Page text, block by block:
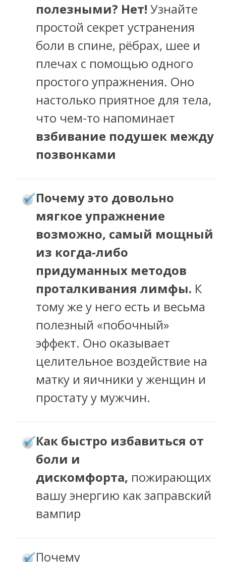
полезными? Нет! Узнайте
простой секрет устранения
боли в спине, рёбрах, шее и
плечах с помощью одного
простого упражнения. Оно
настолько приятное для тела,
что чем-то напоминает
взбивание подушек между
позвонками
Почему это довольно
мягкое упражнение
возможно, самый мощный
из когда-либо
придуманных методов
проталкивания лимфы. К
тому же у него есть и весьма
полезный «побочный»
эффект. Оно оказывает
целительное воздействие на
матку и яичники у женщин и
простату у мужчин.
Как быстро избавиться от
боли и
дискомфорта, пожирающих
вашу энергию как заправский
вампир
Почему